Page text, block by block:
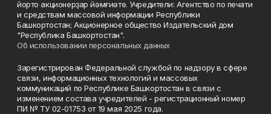
йорто акционерҙар йәмғиәте. Учредители: Агентство по печати
и средствам массовой информации Республики
Башкортостан; Акционерное общество Издательский дом
"Республика Башкортостан".
Об использовании персональных данных
Зарегистрирован Федеральной службой по надзору в сфере
связи, информационных технологий и массовых
коммуникаций по Республике Башкортостан в связи с
изменением состава учредителей - регистрационный номер
ПИ № ТУ 02-01753 от 19 мая 2025 года.